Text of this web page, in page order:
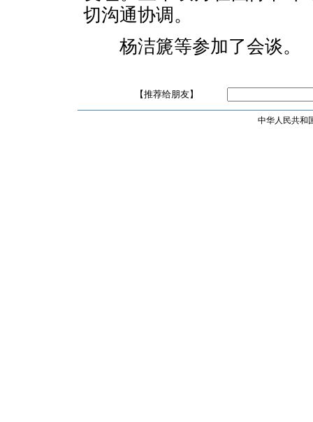
切沟通协调。
杨洁篪等参加了会谈。
【推荐给朋友】
中华人民共和